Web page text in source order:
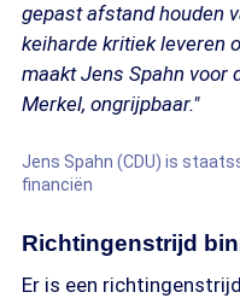
gepast afstand houden
keiharde kritiek leveren
maakt Jens Spahn voor
Merkel, ongrijpbaar."
Jens Spahn (CDU) is
financiën
Richtingenstrijd
Er is een